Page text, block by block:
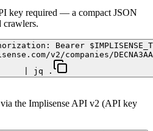
key required — a compact JSON
crawlers.
Bearer
v2/companies/
| jq .
the Implisense API v2 (API key